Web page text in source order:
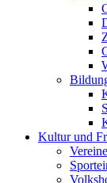
Kultur und
Vereine